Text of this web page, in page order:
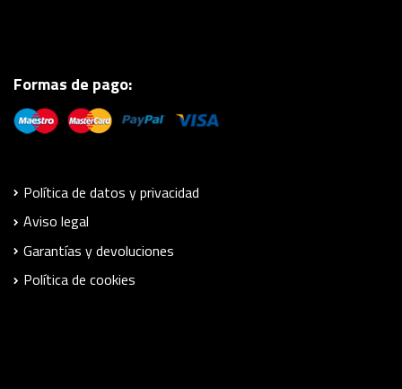
Formas de pago:
Política de datos y privacidad
Aviso legal
Garantías y devoluciones
Política de cookies